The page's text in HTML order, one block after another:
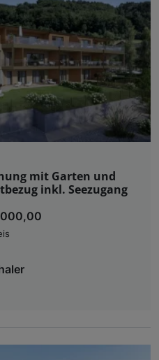
mit Garten und
inkl. Seezugang